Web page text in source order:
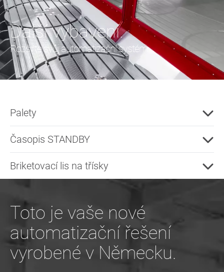
Další vybavení.
Rozšiřte svůj automatizační systém.
Palety
Časopis STANDBY
Briketovací lis na třísky
Toto je vaše nové
automatizační řešení
vyrobené v Německu.